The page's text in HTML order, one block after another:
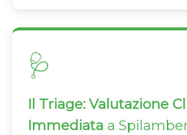
🩺
Il Triage: Valutazione
Immediata a